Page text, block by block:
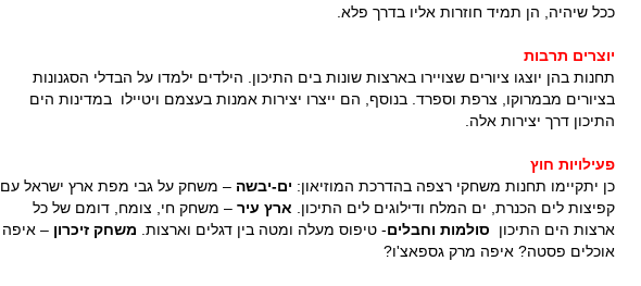
ככל שיהיה, הן תמיד חוזרות אליו בדרך פלא.
יוצרים תרבות
תחנות בהן יוצגו ציורים שצויירו בארצות שונות בים התיכון. הילדים ילמדו על הבדלי הסגנונות
בציורים מבמרוקו, צרפת וספרד. בנוסף, הם ייצרו יצירות אמנות בעצמם ויטיילו במדינות הים
התיכון דרך יצירות אלה.
פעילויות חוץ
כן יתקיימו תחנות משחקי רצפה בהדרכת המוזיאון: ים-יבשה – משחק על גבי מפת ארץ ישראל עם
קפיצות לים הכנרת, ים המלח ודילוגים לים התיכון. ארץ עיר – משחק חי, צומח, דומם של כל
ארצות הים התיכון סולמות וחבלים- טיפוס מעלה ומטה בין דגלים וארצות. משחק זיכרון – איפה
אוכלים פסטה? איפה מרק גספאצ'ו?